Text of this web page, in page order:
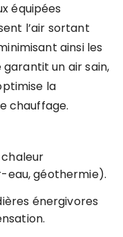
équipées
l’air sortant
ainsi les
un air sain,
la
chauffage.
géothermie).
énergivores